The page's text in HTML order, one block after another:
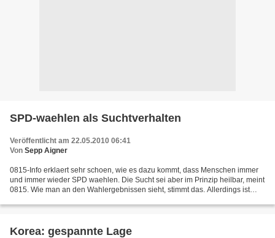
SPD-waehlen als Suchtverhalten
Veröffentlicht am 22.05.2010 06:41
Von Sepp Aigner
0815-Info erklaert sehr schoen, wie es dazu kommt, dass Menschen immer
und immer wieder SPD waehlen. Die Sucht sei aber im Prinzip heilbar, meint
0815. Wie man an den Wahlergebnissen sieht, stimmt das. Allerdings ist
Korea: gespannte Lage